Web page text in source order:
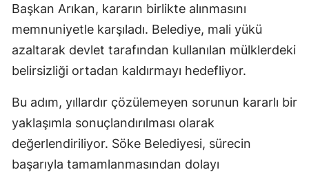
Başkan Arıkan, kararın birlikte alınmasını
memnuniyetle karşıladı. Belediye, mali yükü
azaltarak devlet tarafından kullanılan mülklerdeki
belirsizliği ortadan kaldırmayı hedefliyor.
Bu adım, yıllardır çözülemeyen sorunun kararlı bir
yaklaşımla sonuçlandırılması olarak
değerlendiriliyor. Söke Belediyesi, sürecin
başarıyla tamamlanmasından dolayı